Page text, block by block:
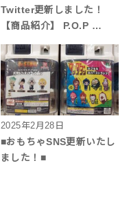
Twitter更新しました！
【商品紹介】 P.O.P …
2025年2月28日
■おもちゃSNS更新いたし
ました！■